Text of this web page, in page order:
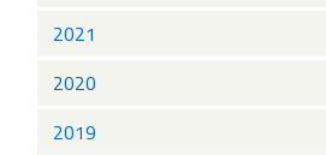
2021
2020
2019